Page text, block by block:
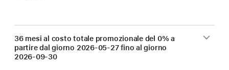
36 mesi al costo totale promozionale del 0% a
partire dal giorno 2026-05-27fino al giorno
2026-09-30